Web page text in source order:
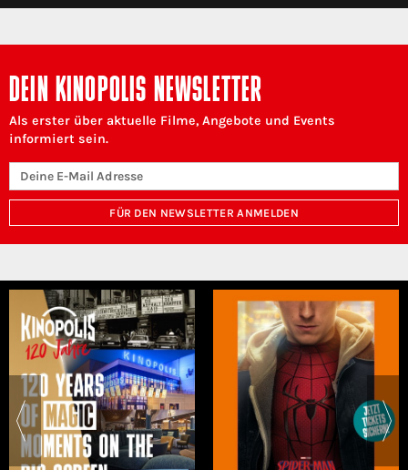
DEIN KINOPOLIS NEWSLETTER
Als erster über aktuelle Filme, Angebote und Events
informiert sein.
FÜR DEN NEWSLETTER ANMELDEN